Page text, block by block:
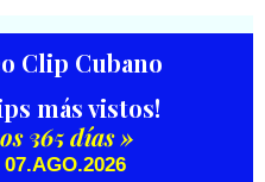
Clip Cubano
más vistos!
365 días »